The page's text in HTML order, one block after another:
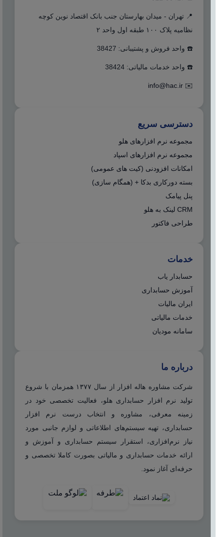
📍 تهران - میدان بهارستان جنب بانک اقتصاد نوین کوچه
نظامیه پلاک ۱۰۰ طبقه اول واحد ۲
☎️ واحد فروش و پشتیبانی: 38427
☎️ واحد خدمات مالیاتی: 38424
✉️
info@hac.ir
دسترسی سریع
مجموعه نرم افزارهای هلو
مجموعه نرم افزارهای اسپاد
امکانات افزودنی (کیت های عمومی)
بسته دورکاری بدکا + (همگام سازی)
پنل پیامک
CRM لینک به هلو
طراحی فاکتور
خدمات
حسابدار یاب
آموزش حسابداری
ایران مالیات
خدمات مالیاتی
سامانه مودیان
درباره ما
شرکت مشاوره هاله افزار از سال ۱۳۷۷ همزمان با شروع
تولید نرم افزار حسابداری هلو، فعالیت تخصصی خود در
زمینه معرفی، مشاوره و انتخاب درست نرم افزار
حسابداری، تهیه سیستم‌های اطلاعاتی و لوازم جانبی مورد
نیاز نرم‌افزاری، استقرار سیستم حسابداری و آموزش و
ارائه خدمات حسابداری و مالیاتی بصورت کاملا تخصصی و
حرفه‌ای آغاز نمود.